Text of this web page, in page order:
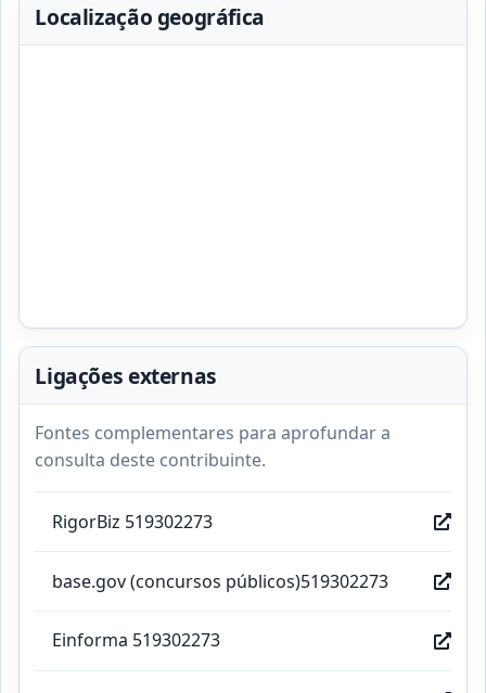
Localização geográfica
Ligações externas
Fontes complementares para aprofundar a
consulta deste contribuinte.
RigorBiz 519302273
base.gov (concursos públicos)519302273
Einforma 519302273